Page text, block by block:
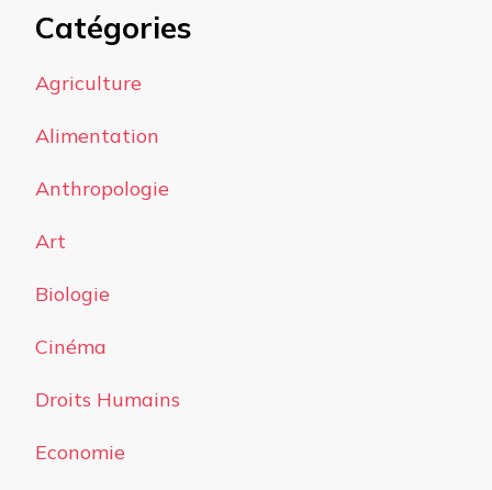
Catégories
Agriculture
Alimentation
Anthropologie
Art
Biologie
Cinéma
Droits Humains
Economie